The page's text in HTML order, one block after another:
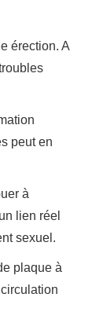
érection. A
peut en
à
lien réel
sexuel.
plaque à